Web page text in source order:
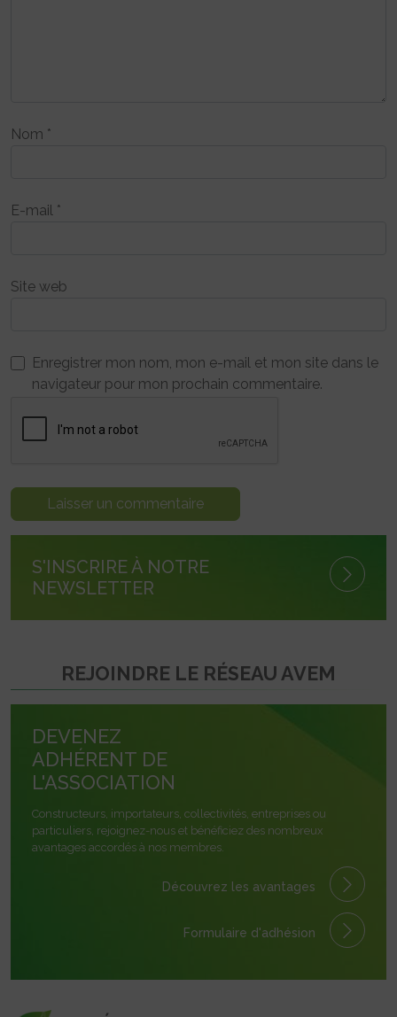
Nom *
E-mail *
Site web
Enregistrer mon nom, mon e-mail et mon site dans le
navigateur pour mon prochain commentaire.
S'INSCRIRE À NOTRE
NEWSLETTER
REJOINDRE LE RÉSEAU AVEM
DEVENEZ
ADHÉRENT DE
L'ASSOCIATION
Constructeurs, importateurs, collectivités, entreprises ou
particuliers, rejoignez-nous et bénéficiez des nombreux
avantages accordés à nos membres.
Découvrez les avantages
Formulaire d'adhésion